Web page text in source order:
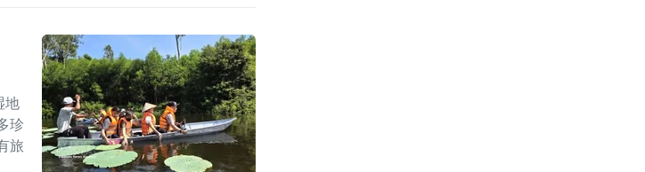
地
珍
旅